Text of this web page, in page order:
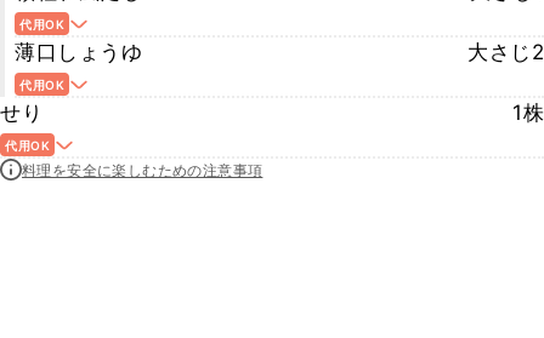
代用OK
薄口しょうゆ 大さじ2
代用OK
せり 1株
代用OK
料理を安全に楽しむための注意事項